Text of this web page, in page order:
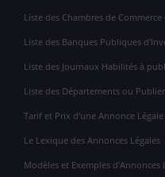
Liste des Chambres de
Liste des Banques Publiques
Liste des Journaux Habilités à
Liste des Départements ou
Tarif et Prix d'une Annonce Légale
Le Lexique des Annonces Légales
Modèles et Exemples d'Annonces